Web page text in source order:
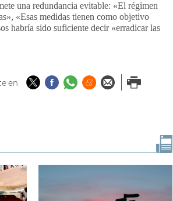
una redundancia evitable: «El régimen
«Esas medidas tienen como objetivo
habría sido suficiente decir «erradicar las
en TwitterFacebook
Whatsapp
Menéame
Enviar porImprimir